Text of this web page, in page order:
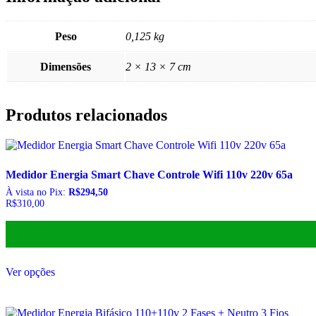
Peso 0,125 kg
Dimensões 2 × 13 × 7 cm
Produtos relacionados
Medidor Energia Smart Chave Controle Wifi 110v 220v 65a
À vista no Pix: R$294,50
R$310,00
Ver opçõesproduto
variantes.